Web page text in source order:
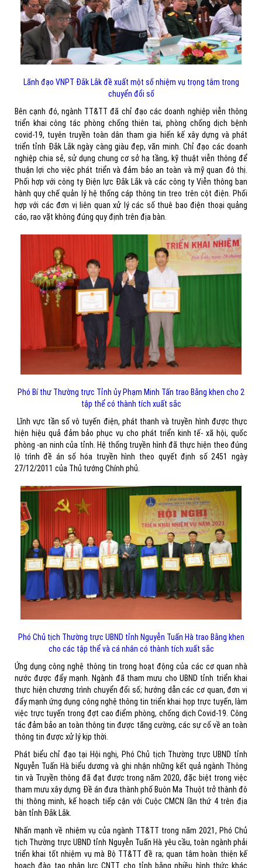
Lãnh đạo VNPT Đắk Lắk đề xuất một số nhiệm vụ trọng tâm trong
chuyển đổi số
Bên cạnh đó, ngành TT&TT đã chỉ đạo các doanh nghiệp viễn thông
triển khai công tác phòng chống thiên tai, phòng chống dịch bệnh
covid-19, tuyên truyền toàn dân tham gia hiến kế xây dựng và phát
triển tỉnh Đắk Lắk ngày càng giàu đẹp, văn minh. Chỉ đạo các doanh
nghiệp chia sẻ, sử dụng chung cơ sở hạ tầng, kỹ thuật viễn thông để
thuận lợi cho việc phát triển và đảm bảo an toàn và mỹ quan đô thị.
Phối hợp với công ty Điện lực Đắk Lắk và các công ty Viễn thông ban
hành quy chế quản lý hệ thống cáp thông tin treo trên cột điện. Phối
hợp với các đơn vị liên quan xử lý các số thuê bao điện thoại quảng
cáo, rao vặt không đúng quy định trên địa bàn.
Phó Bí thư Thường trực Tỉnh ủy Phạm Minh Tấn trao Bằng khen cho 2
tập thể có thành tích xuất sắc
Lĩnh vực tần số vô tuyến điện, phát thanh và truyền hình được thực
hiện hiệu quả đảm bảo phục vụ cho phát triển kinh tế- xã hội, quốc
phòng -an ninh của tỉnh. Hệ thống truyền hình đã thực hiện theo đúng
lộ trình đề án số hóa truyền hình theo quyết định số 2451 ngày
27/12/2011 của Thủ tướng Chính phủ.
Phó Chủ tịch Thường trực UBND tỉnh Nguyễn Tuấn Hà trao Bằng khen
cho các tập thể và cá nhân có thành tích xuất sắc
Ứng dụng công nghệ thông tin trong hoạt động của các cơ quan nhà
nước được đẩy mạnh. Ngành đã tham mưu cho UBND tỉnh triển khai
thực hiện chương trình chuyển đổi số; hướng dẫn các cơ quan, đơn vị
đẩy mạnh ứng dụng công nghệ thông tin triển khai họp trực tuyến, làm
việc trực tuyến trong đợt cao điểm phòng, chống dịch Covid-19. Công
tác đảm bảo an toàn thông tin được tăng cường, các sự cố về an toàn
thông tin được xử lý kịp thời.
Phát biểu chỉ đạo tại Hội nghị, Phó Chủ tịch Thường trực UBND tỉnh
Nguyễn Tuấn Hà biểu dương và ghi nhận những kết quả ngành Thông
tin và Truyền thông đã đạt được trong năm 2020, đặc biệt trong việc
tham mưu xây dựng Đề án đưa thành phố Buôn Ma Thuột trở thành đô
thị thông minh, kế hoạch tiếp cận với Cuộc CMCN lần thứ 4 trên địa
bàn tỉnh Đắk Lắk.
Nhấn mạnh về nhiệm vụ của ngành TT&TT trong năm 2021, Phó Chủ
tịch Thường trực UBND tỉnh Nguyễn Tuấn Hà yêu cầu, toàn ngành phải
triển khai tốt nhiệm vụ mà Bộ TT&TT đề ra; quan tâm hoàn thiện kế
hoạch đào tạo nhân lực CNTT cho tỉnh bằng nhiều hình thức khác